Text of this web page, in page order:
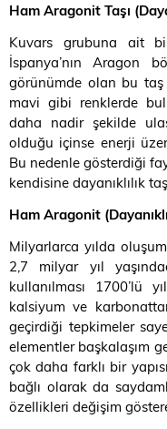
Ham Aragonit Taşı
Kuvars grubuna ait
İspanya’nın Aragon
görünümde olan bu
mavi gibi renklerde
daha nadir şekilde
olduğu içinse enerji
Bu nedenle gösterdiği
kendisine dayanıklılık
Ham Aragonit
Milyarlarca yılda
2,7 milyar yıl
kullanılması 1700’lü
kalsiyum ve
geçirdiği tepkimeler
elementler başkalaşım
çok daha farklı bir
bağlı olarak da
özellikleri değişim